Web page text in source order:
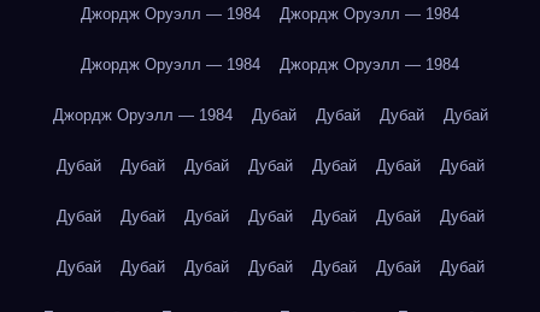
Джордж Оруэлл — 1984 Джордж Оруэлл — 1984
Джордж Оруэлл — 1984 Джордж Оруэлл — 1984
Джордж Оруэлл — 1984 Дубай Дубай Дубай Дубай
Дубай Дубай Дубай Дубай Дубай Дубай Дубай
Дубай Дубай Дубай Дубай Дубай Дубай Дубай
Дубай Дубай Дубай Дубай Дубай Дубай Дубай